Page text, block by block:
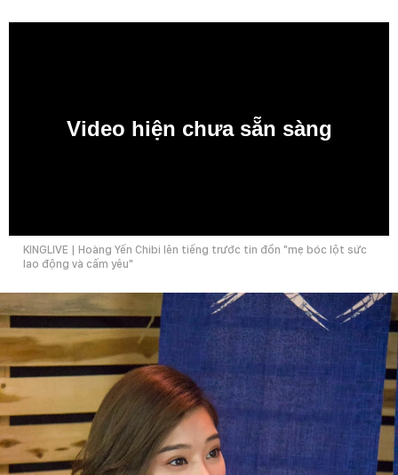
Video hiện chưa sẵn sàng
KINGLIVE | Hoàng Yến Chibi lên tiếng trước tin đồn "mẹ bóc lột sức
lao động và cấm yêu"